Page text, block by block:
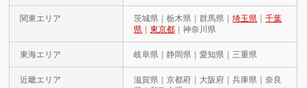
関東エリア 茨城県｜栃木県｜群馬県｜埼玉県 ｜千葉
県 ｜東京都 ｜神奈川県
東海エリア 岐阜県｜静岡県｜愛知県｜三重県
近畿エリア
滋賀県｜京都府｜大阪府｜兵庫県｜奈良